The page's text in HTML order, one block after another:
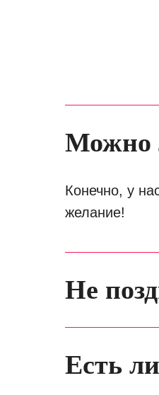
Можно
Конечно, у
желание!
Не
Есть